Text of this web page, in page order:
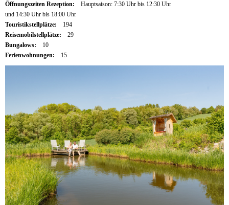
Öffnungszeiten Rezeption:
Hauptsaison: 7:30 Uhr bis 12:30 Uhr
und 14:30 Uhr bis 18:00 Uhr
Touristikstellplätze:
194
Reisemobilstellplätze:
29
Bungalows:
10
Ferienwohnungen:
15